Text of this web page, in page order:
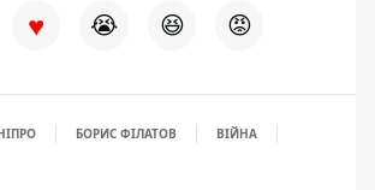
♥ 😭 😆 😡
БОРИС ФІЛАТОВ
ВІЙНА